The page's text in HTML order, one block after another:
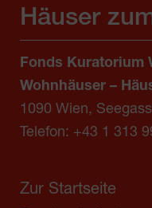
Häuser
Fonds Kuratorium
Wohnhäuser –
1090 Wien,
Telefon: +43 1 313
Zur Startseite